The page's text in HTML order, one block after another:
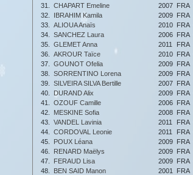
31. CHAPART Emeline 2007 FRA
32. IBRAHIM Kamila 2009 FRA
33. ALIOUA Anaïs 2010 FRA
34. SANCHEZ Laura 2006 FRA
35. GLEMET Anna 2011 FRA
36. AKROUR Taïce 2010 FRA
37. GOUNOT Ofelia 2009 FRA
38. SORRENTINO Lorena 2009 FRA
39. SILVEIRA SILVA Bertille 2007 FRA
40. DURAND Alix 2009 FRA
41. OZOUF Camille 2006 FRA
42. MESKINE Sofia 2008 FRA
43. VANDEL Lavinia 2011 FRA
44. CORDOVAL Leonie 2011 FRA
45. POUX Léana 2009 FRA
46. RENARD Maëlys 2009 FRA
47. FERAUD Lisa 2009 FRA
48. BEN SAID Manon 2001 FRA